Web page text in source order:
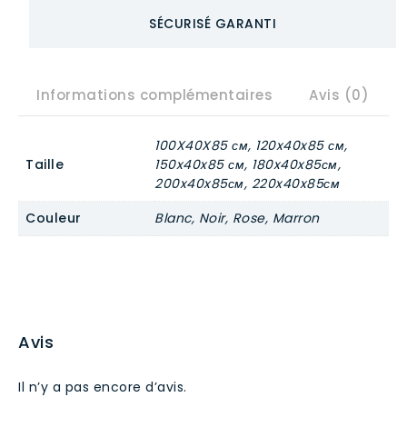
SÉCURISÉ GARANTI
Informations complémentaires Avis (0)
Taille
100X40X85 см, 120x40x85 см,
150x40x85 см, 180x40x85см,
200x40x85см, 220x40x85см
Couleur
Blanc, Noir, Rose, Marron
Avis
Il n’y a pas encore d’avis.